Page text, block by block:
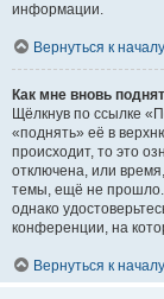
информации.
Вернуться к началу
Как мне вновь
Щёлкнув по ссылке
«поднять» её в
происходит, то это
отключена, или
темы, ещё не прошло.
однако
конференции, на
Вернуться к началу